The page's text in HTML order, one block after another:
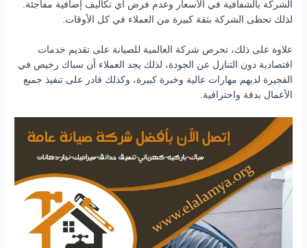
الشركة بالشفافية في الأسعار وعدم فرض أي تكاليف إضافية مفاجئة.
لذلك تحظى الشركة بثقة كبيرة من العملاء في كل الأوقات.
علاوة على ذلك، تحرص شركة العالمية للصيانة على تقديم خدمات
اقتصادية دون التنازل عن الجودة، لذلك يجد العملاء أن سباك رخيص في
الفجيرة لديهم مهارات عالية وخبرة كبيرة، وكذلك قادر على تنفيذ جميع
الأعمال بدقة واحترافية.